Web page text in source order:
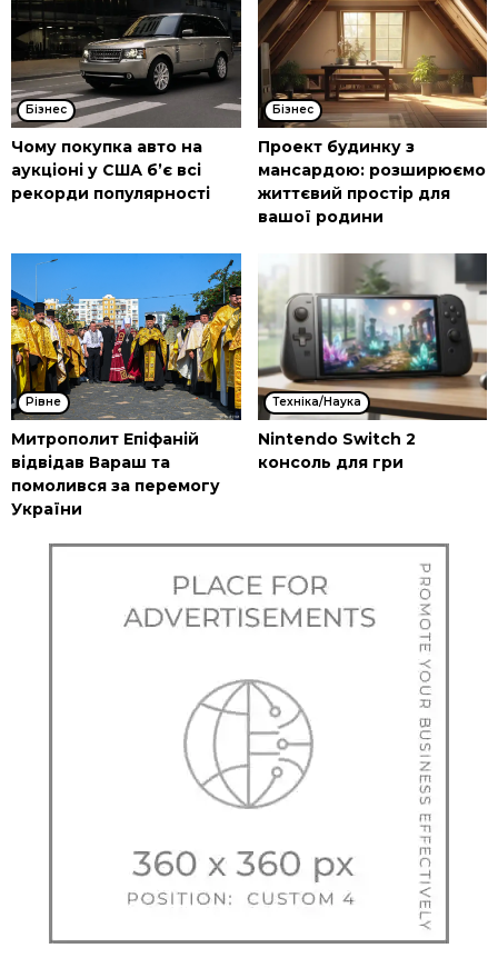
Бізнес
Чому покупка авто на
аукціоні у США б’є всі
рекорди популярності
Бізнес
Проект будинку з
мансардою: розширюємо
життєвий простір для
вашої родини
Рівне
Митрополит Епіфаній
відвідав Вараш та
помолився за перемогу
України
Техніка/Наука
Nintendo Switch 2
консоль для гри